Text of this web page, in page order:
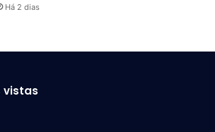
Há 2 dias
vistas